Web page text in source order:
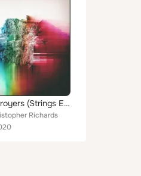
The Destroyers (Strings Edit)
Richards